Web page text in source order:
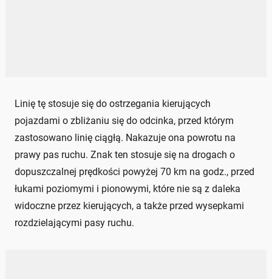
Linię tę stosuje się do ostrzegania kierujących
pojazdami o zbliżaniu się do odcinka, przed którym
zastosowano linię ciągłą. Nakazuje ona powrotu na
prawy pas ruchu. Znak ten stosuje się na drogach o
dopuszczalnej prędkości powyżej 70 km na godz., przed
łukami poziomymi i pionowymi, które nie są z daleka
widoczne przez kierujących, a także przed wysepkami
rozdzielającymi pasy ruchu.